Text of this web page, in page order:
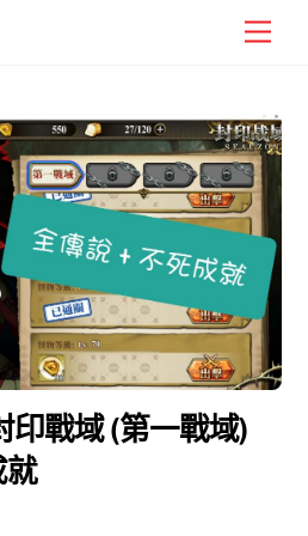
印戰域 (第一戰域)
就